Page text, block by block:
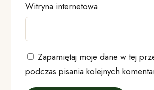
Witryna internetowa
Zapamiętaj moje dane w tej
podczas pisania kolejnych